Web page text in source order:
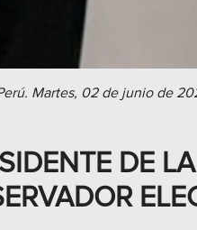
Martes, 02 de junio de
DE